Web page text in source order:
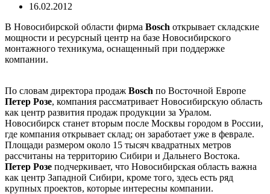
16.02.2012
В Новосибирской области фирма Bosch открывает складские
мощности и ресурсный центр на базе Новосибирского
монтажного техникума, оснащенный при поддержке
компании.
По словам директора продаж Bosch по Восточной Европе
Петер Розе, компания рассматривает Новосибирскую область
как центр развития продаж продукции за Уралом.
Новосибирск станет вторым после Москвы городом в России,
где компания открывает склад; он заработает уже в феврале.
Площади размером около 15 тысяч квадратных метров
рассчитаны на территорию Сибири и Дальнего Востока.
Петер Розе подчеркивает, что Новосибирская область важна
как центр Западной Сибири, кроме того, здесь есть ряд
крупных проектов, которые интересны компании.